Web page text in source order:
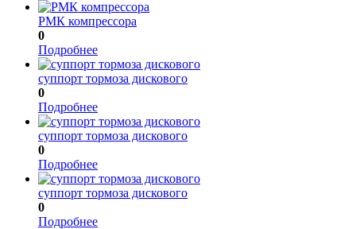
РМК компрессора
0
Подробнее
суппорт тормоза дискового
0
Подробнее
суппорт тормоза дискового
0
Подробнее
суппорт тормоза дискового
0
Подробнее